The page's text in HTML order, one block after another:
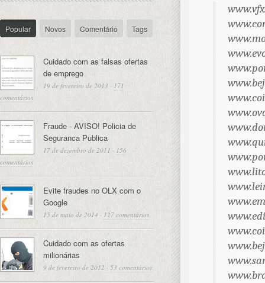
Popular Novos Comentário Tags
Cuidado com as falsas ofertas
de emprego
19 de fevereiro de 2013 · 171
comentários
Fraude - AVISO! Policia de
Seguranca Publica
17 de dezembro de 2011 · 156
comentários
Evite fraudes no OLX com o
Google
15 de maio de 2014 · 127 comentários
Cuidado com as ofertas
milionárias
9 de fevereiro de 2012 · 53 comentários